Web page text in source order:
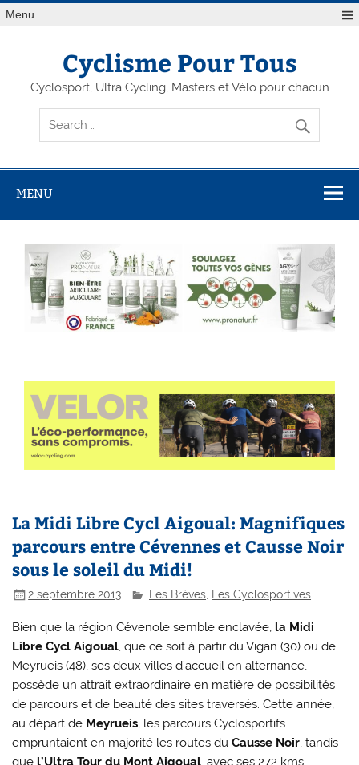
Menu
Cyclisme Pour Tous
Cyclosport, Ultra Cycling, Masters et Vélo pour chacun
MENU
La Midi Libre Cycl Aigoual: Magnifiques
parcours entre Cévennes et Causse Noir
sous le soleil du Midi!
2 septembre 2013 Les Brèves Les Cyclosportives
Bien que la région Cévenole semble enclavée, la Midi
Libre Cycl Aigoual, que ce soit à partir du Vigan (30) ou de
Meyrueis (48), ses deux villes d’accueil en alternance,
possède un attrait extraordinaire en matière de possibilités
de parcours et de beauté des sites traversés. Cette année,
au départ de Meyrueis, les parcours Cyclosportifs
empruntaient en majorité les routes duCausse Noir, tandis
que l’Ultra Tour du Mont Aigoual, avec ses 272 kms,